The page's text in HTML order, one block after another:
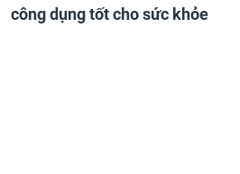
công dụng tốt cho sức khỏe